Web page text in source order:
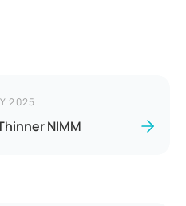
2025
NIMM